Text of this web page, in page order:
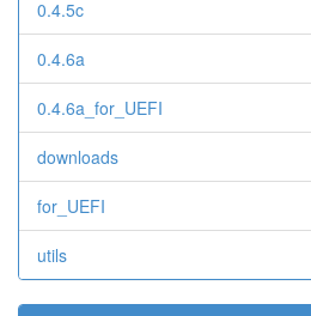
0.4.5c
0.4.6a
0.4.6a_for_UEFI
downloads
for_UEFI
utils